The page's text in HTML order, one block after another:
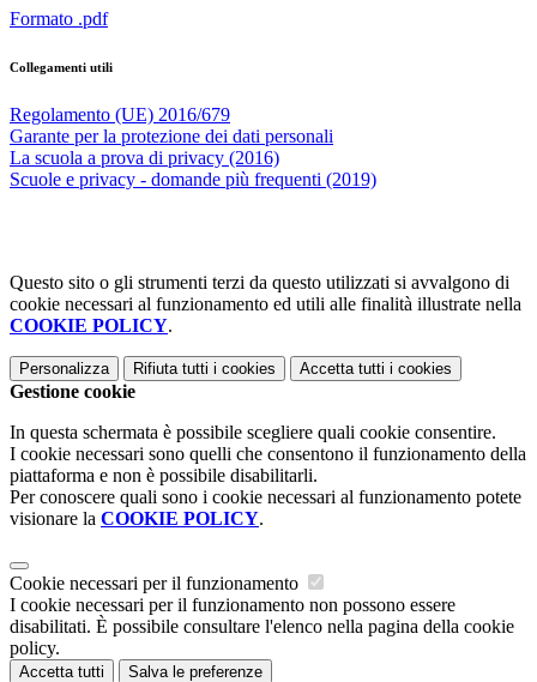
Formato .pdf
Collegamenti utili
Regolamento (UE) 2016/679
Garante per la protezione dei dati personali
La scuola a prova di privacy (2016)
Scuole e privacy - domande più frequenti (2019)
Questo sito o gli strumenti terzi da questo utilizzati si avvalgono di
cookie necessari al funzionamento ed utili alle finalità illustrate nella
COOKIE POLICY.
Personalizza Rifiuta tutti i cookies Accetta tutti i cookies
Gestione cookie
In questa schermata è possibile scegliere quali cookie consentire.
I cookie necessari sono quelli che consentono il funzionamento della
piattaforma e non è possibile disabilitarli.
Per conoscere quali sono i cookie necessari al funzionamento potete
visionare la COOKIE POLICY.
Cookie necessari per il funzionamento
I cookie necessari per il funzionamento non possono essere
disabilitati. È possibile consultare l'elenco nella pagina della cookie
policy.
Accetta tutti Salva le preferenze